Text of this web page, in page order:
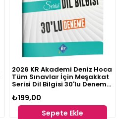
2026 KR Akademi Deniz Hoca
Tüm Sınavlar İçin Meşakkat
Serisi Dil Bilgisi 30'lu Deneme
₺199,00
Sepete Ekle